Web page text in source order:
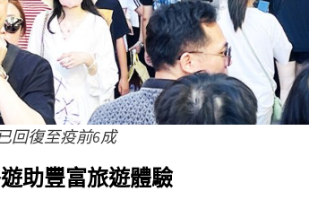
回復至疫前6成
助豐富旅遊體驗